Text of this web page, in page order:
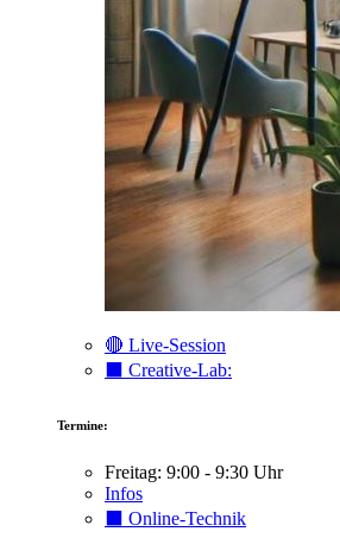
🔴 Live-Session
⬛️ Creative-Lab:
Termine:
Freitag: 9:00 - 9:30 Uhr
Infos
⬛️ Online-Technik